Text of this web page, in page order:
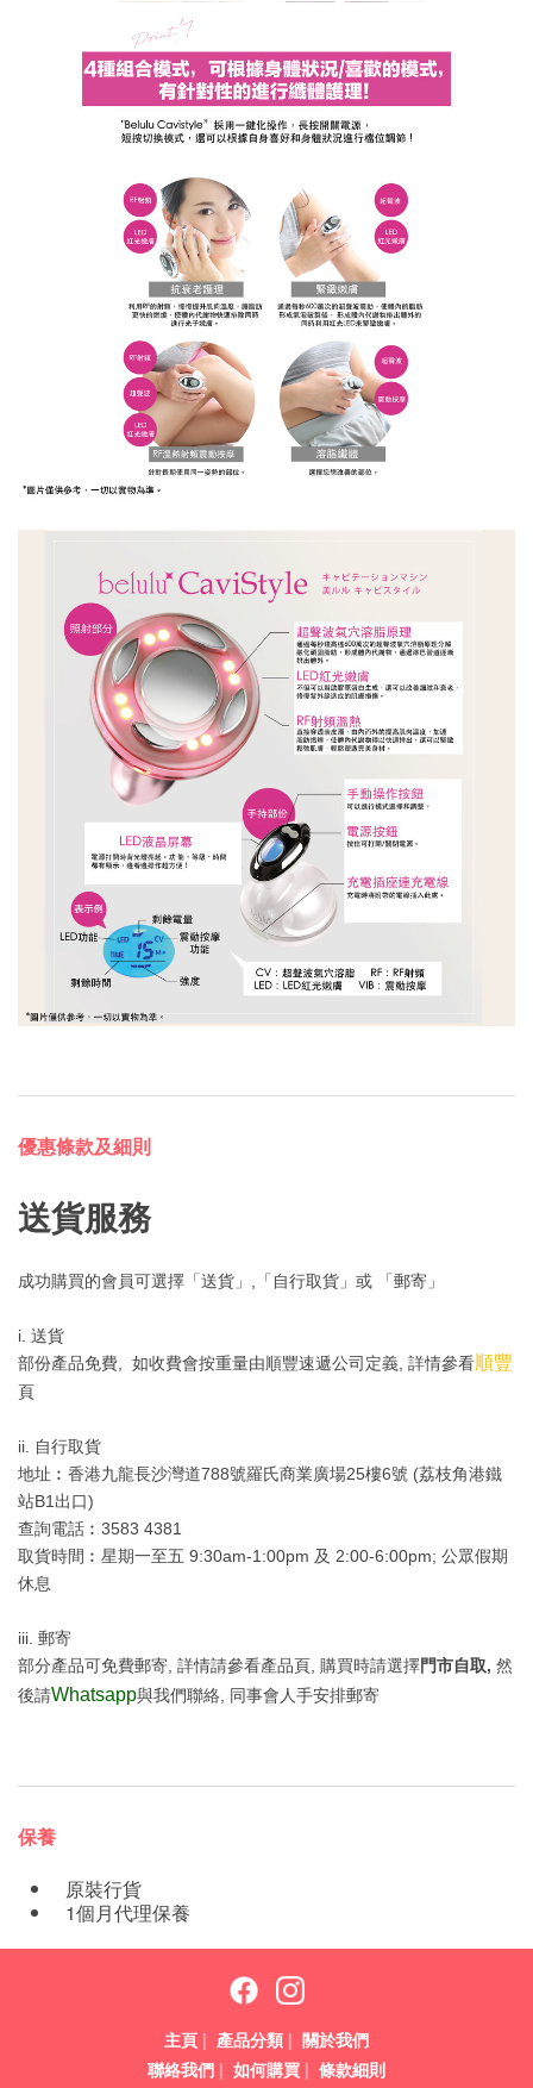
優惠條款及細則
送貨服務
成功購買的會員可選擇「送貨」,「自行取貨」或 「郵寄」
i. 送貨
部份產品免費, 如收費會按重量由順豐速遞公司定義, 詳情參看順豐
頁
ii. 自行取貨
地址︰香港九龍長沙灣道788號羅氏商業廣場25樓6號 (荔枝角港鐵
站B1出口)
查詢電話︰3583 4381
取貨時間︰星期一至五 9:30am-1:00pm 及 2:00-6:00pm; 公眾假期
休息
iii. 郵寄
部分產品可免費郵寄, 詳情請參看產品頁, 購買時請選擇門市自取, 然
後請Whatsapp與我們聯絡, 同事會人手安排郵寄
保養
原裝行貨
1個月代理保養
主頁 | 產品分類 | 關於我們
聯絡我們 | 如何購買 | 條款細則